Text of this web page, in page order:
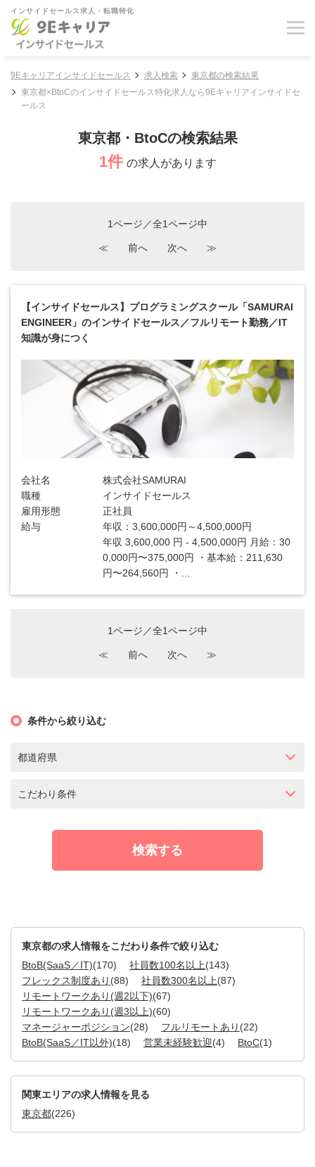
インサイドセールス求人・転職特化
9Eキャリアインサイドセールス 求人検索
東京都の検索結果
東京都×BtoCのインサイドセールス特化求人なら9Eキャリアインサイドセ
ールス
東京都・BtoCの検索結果
1件 の求人があります
1ページ／全1ページ中
≪ 前へ 次へ ≫
【インサイドセールス】プログラミングスクール「SAMURAI
ENGINEER」のインサイドセールス／フルリモート勤務／IT
知識が身につく
会社名
株式会社SAMURAI
職種
インサイドセールス
雇用形態
正社員
給与
年収：3,600,000円～4,500,000円
年収 3,600,000 円 - 4,500,000円 月給：30
0,000円〜375,000円 ・基本給：211,630
円〜264,560円 ・...
1ページ／全1ページ中
≪ 前へ 次へ ≫
条件から絞り込む
都道府県
こだわり条件
東京都の求人情報をこだわり条件で絞り込む
BtoB(SaaS／IT)(170) 社員数100名以上(143)
フレックス制度あり (88) 社員数300名以上(87)
リモートワークあり(週2以下)(67)
リモートワークあり(週3以上)(60)
マネージャーポジション(28) フルリモートあり (22)
BtoB(SaaS／IT以外)(18) 営業未経験歓迎(4) BtoC(1)
関東エリアの求人情報を見る
東京都(226)